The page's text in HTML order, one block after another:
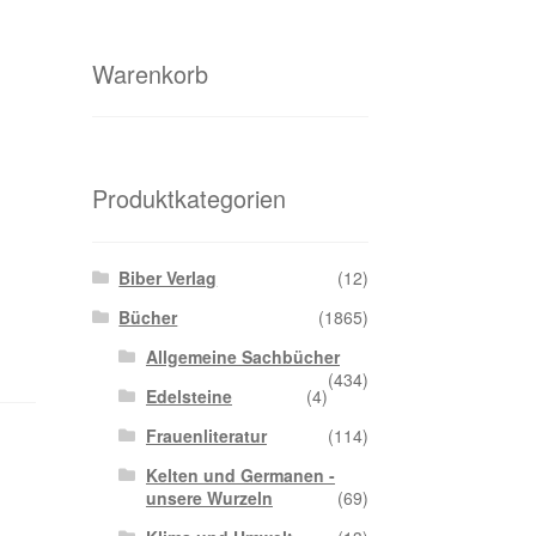
Warenkorb
Produktkategorien
Biber Verlag
(12)
Bücher
(1865)
Allgemeine Sachbücher
(434)
Edelsteine
(4)
Frauenliteratur
(114)
Kelten und Germanen -
unsere Wurzeln
(69)